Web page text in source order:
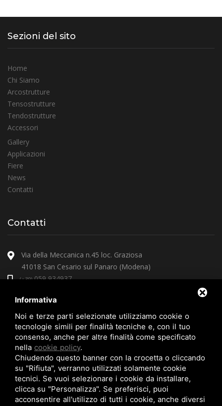
Sezioni del sito
Home
Chi Siamo
Arcostrutture
Tensostrutture
Tendostrutture
Accessori
Gallery
Applicazioni
Fiere
News
Contatti
Contatti
Via della Meccanica n.45 loc. Graziosa
41018 San Cesario sul Panaro (Modena)
(+39)059 934937
Informativa
Noi e terze parti selezionate utilizziamo cookie o
tecnologie simili per finalità tecniche e, con il tuo
consenso, anche per altre finalità come specificato
nella cookie policy.
Chiudendo questo banner con la crocetta o cliccando
su "Rifiuta", verranno utilizzati solamente cookie
tecnici. Se vuoi selezionare i cookie da installare,
clicca su "Personalizza". Se preferisci, puoi
acconsentire all'utilizzo di tutti i cookie, anche diversi